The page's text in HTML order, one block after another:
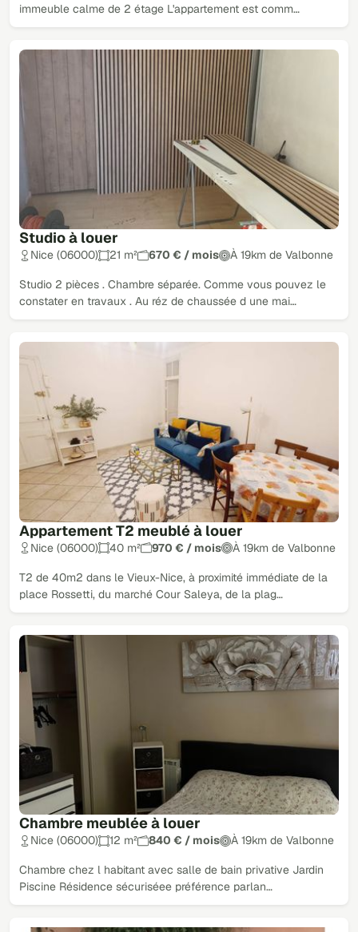
immeuble calme de 2 étage L'appartement est comm…
Studio à louer
Nice (06000) 21 m² 670 € / mois À 19km de Valbonne
Studio 2 pièces . Chambre séparée. Comme vous pouvez le
constater en travaux . Au réz de chaussée d une mai…
Appartement T2 meublé à louer
Nice (06000) 40 m² 970 € / mois À 19km de Valbonne
T2 de 40m2 dans le Vieux-Nice, à proximité immédiate de la
place Rossetti, du marché Cour Saleya, de la plag…
Chambre meublée à louer
Nice (06000) 12 m² 840 € / mois À 19km de Valbonne
Chambre chez l habitant avec salle de bain privative Jardin
Piscine Résidence sécuriséee préférence parlan…